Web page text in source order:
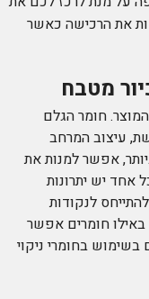
את הרכישה כאשר
מטבח
חומר הגלם
עיצוב המרחב
אפשר למנות את
אחד יש יתרונות
לנקודות
חומרים אפשר
בשימוש בחומרי ניקוי